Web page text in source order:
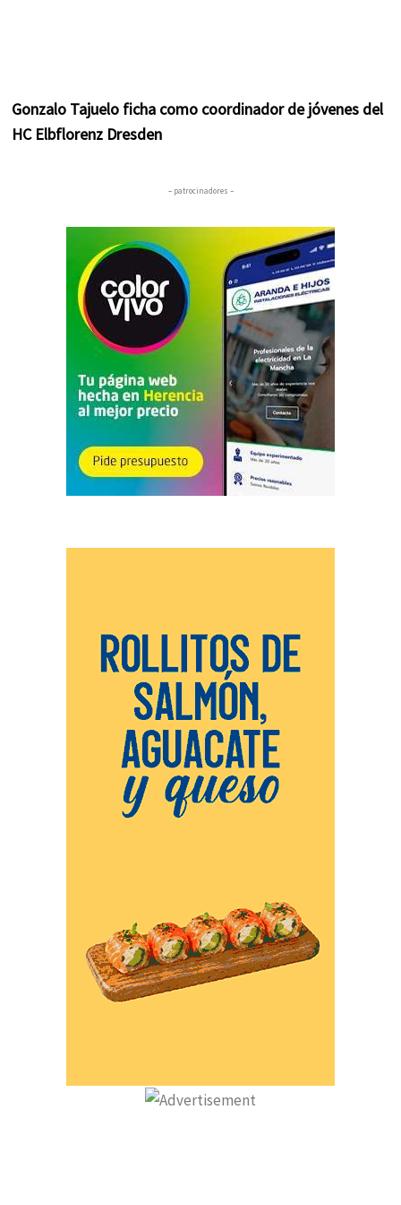
Gonzalo Tajuelo ficha como coordinador de jóvenes del
HC Elbflorenz Dresden
– patrocinadores –